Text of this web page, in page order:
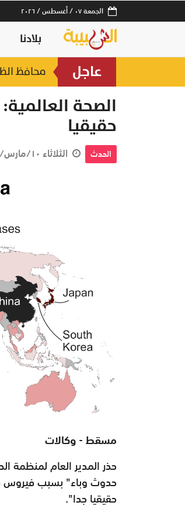
الجمعة ٠٧ / أغسطس / ٢٠٢٦
بلادنا
عاجل محافظ الظاهرة يُكرّم 3 جهات حكومية
لتعزيز
الصحة
حقيقيا
الحدث الثلاثاء ١٠/مارس/٢٠٢٠ ٠٣:٥٩ ص
مسقط - وكالات
حذر المدير العام لمنظمة
حقيقيا جدا".